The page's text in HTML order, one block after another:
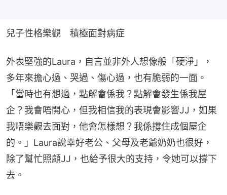
兒子性格樂觀　積極面對病症
外表堅強的Laura，自言並非外人想像般「硬淨」，
多年來擔心過、哭過、傷心過，也有脆弱的一面。
「當時也有想過，點解會係我？點解會發生係我屋
企？我會唔開心，但我相信我的表現會影響JJ，如果
我唔樂觀去面對，他會怎樣想？我係撐住成個屋企
的。」Laura說幸好老公、父母及老爺奶奶也很好，
除了幫忙照顧JJ，也給予很大的支持，令她可以撐下
去。